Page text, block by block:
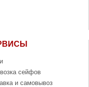
сейфов
и самовывоз